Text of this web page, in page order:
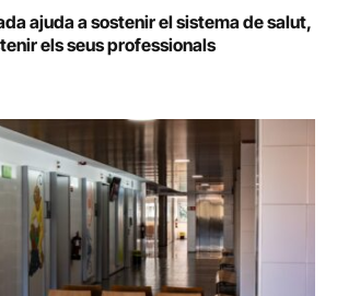
ajuda a sostenir el sistema de salut,
els seus professionals